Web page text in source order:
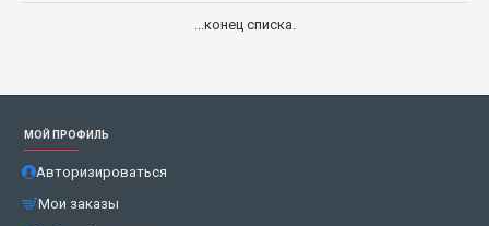
...конец списка.
МОЙ ПРОФИЛЬ
Авторизироваться
Мои заказы